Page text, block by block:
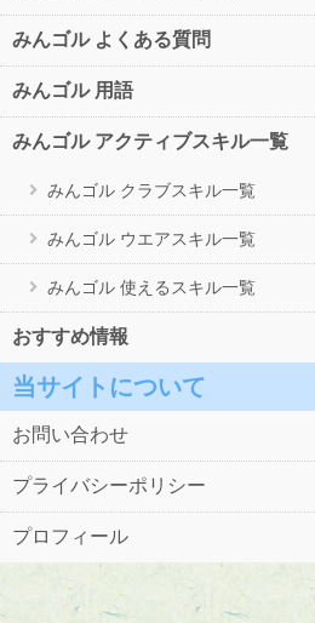
みんゴル よくある質問
みんゴル 用語
みんゴル アクティブスキル一覧
みんゴル クラブスキル一覧
みんゴル ウエアスキル一覧
みんゴル 使えるスキル一覧
おすすめ情報
当サイトについて
お問い合わせ
プライバシーポリシー
プロフィール